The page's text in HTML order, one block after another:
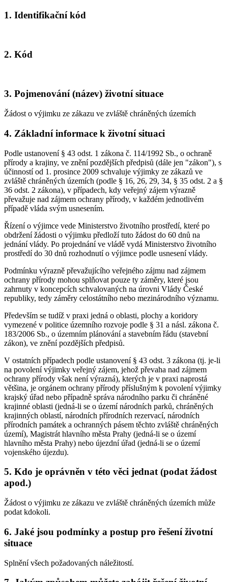
1. Identifikační kód
2. Kód
3. Pojmenování (název) životní situace
Žádost o výjimku ze zákazu ve zvláště chráněných územích
4. Základní informace k životní situaci
Podle ustanovení § 43 odst. 1 zákona č. 114/1992 Sb., o ochraně
přírody a krajiny, ve znění pozdějších předpisů (dále jen "zákon"), s
účinností od 1. prosince 2009 schvaluje výjimky ze zákazů ve
zvláště chráněných územích (podle § 16, 26, 29, 34, § 35 odst. 2 a §
36 odst. 2 zákona), v případech, kdy veřejný zájem výrazně
převažuje nad zájmem ochrany přírody, v každém jednotlivém
případě vláda svým usnesením.
Řízení o výjimce vede Ministerstvo životního prostředí, které po
obdržení žádosti o výjimku předloží tuto žádost do 60 dnů na
jednání vlády. Po projednání ve vládě vydá Ministerstvo životního
prostředí do 30 dnů rozhodnutí o výjimce podle usnesení vlády.
Podmínku výrazně převažujícího veřejného zájmu nad zájmem
ochrany přírody mohou splňovat pouze ty záměry, které jsou
zahrnuty v koncepcích schvalovaných na úrovni Vlády České
republiky, tedy záměry celostátního nebo mezinárodního významu.
Především se tudíž v praxi jedná o oblasti, plochy a koridory
vymezené v politice územního rozvoje podle § 31 a násl. zákona č.
183/2006 Sb., o územním plánování a stavebním řádu (stavební
zákon), ve znění pozdějších předpisů.
V ostatních případech podle ustanovení § 43 odst. 3 zákona (tj. je-li
na povolení výjimky veřejný zájem, jehož převaha nad zájmem
ochrany přírody však není výrazná), kterých je v praxi naprostá
většina, je orgánem ochrany přírody příslušným k povolení výjimky
krajský úřad nebo případně správa národního parku či chráněné
krajinné oblasti (jedná-li se o území národních parků, chráněných
krajinných oblastí, národních přírodních rezervací, národních
přírodních památek a ochranných pásem těchto zvláště chráněných
území), Magistrát hlavního města Prahy (jedná-li se o území
hlavního města Prahy) nebo újezdní úřad (jedná-li se o území
vojenského újezdu).
5. Kdo je oprávněn v této věci jednat (podat žádost
apod.)
Žádost o výjimku ze zákazu ve zvláště chráněných územích může
podat kdokoli.
6. Jaké jsou podmínky a postup pro řešení životní
situace
Splnění všech požadovaných náležitostí.